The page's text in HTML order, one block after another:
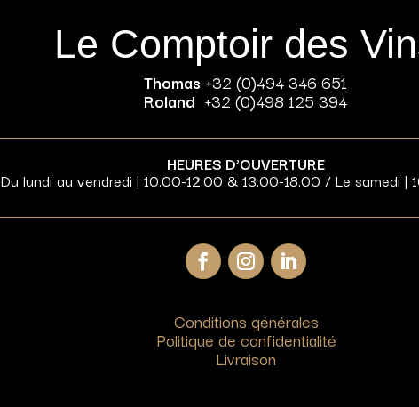
Le Comptoir des
Thomas +32 (0)494 346 651
Roland +32 (0)498 125 394
HEURES D’OUVERTURE
Du lundi au vendredi | 10.00-12.00 & 13.00-18.00 / Le samedi |
Conditions générales
Politique de confidentialité
Livraison